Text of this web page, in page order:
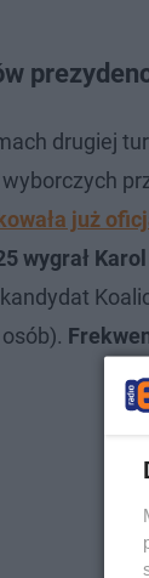
drugiej
już
wygrał